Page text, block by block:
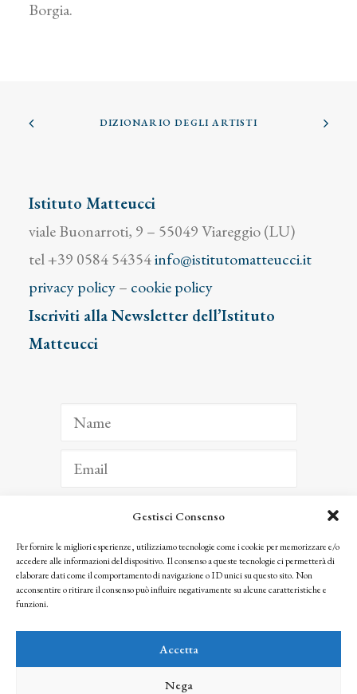
Gestisci Consenso
Per fornire le migliori esperienze, utilizziamo tecnologie come i cookie per memorizzare e/o
accedere alle informazioni del dispositivo. Il consenso a queste tecnologie ci permetterà di
elaborare dati come il comportamento di navigazione o ID unici su questo sito. Non
acconsentire o ritirare il consenso può influire negativamente su alcune caratteristiche e
funzioni.
Accetta
Nega
Borgia.
DIZIONARIO DEGLI ARTISTI
Istituto Matteucci
viale Buonarroti, 9 – 55049 Viareggio (LU)
tel +39 0584 54354info@istitutomatteucci.it
privacy policy– cookie policy
Iscriviti alla Newsletter dell’Istituto
Matteucci
ISCRIVITI
Facendo clic per iscriverti, riconosci che le tue informazioni saranno trattate
seguendo la nostra Privacy Policy
© 2025 Istituto Matteucci. All right reserved
l’autorizzazione scritta dei proprietari dei diritti e dell’Istituto Matteucci